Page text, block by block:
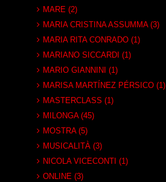
MARE (2)
MARIA CRISTINA ASSUMMA (3)
MARIA RITA CONRADO (1)
MARIANO SICCARDI (1)
MARIO GIANNINI (1)
MARISA MARTÍNEZ PÉRSICO (1)
MASTERCLASS (1)
MILONGA (45)
MOSTRA (5)
MUSICALITÀ (3)
NICOLA VICECONTI (1)
ONLINE (3)